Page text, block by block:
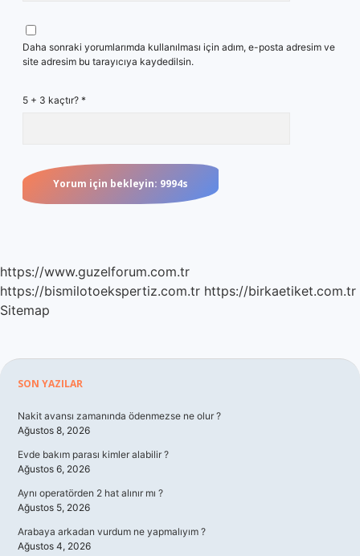
Daha sonraki yorumlarımda kullanılması için adım, e-posta adresim ve
site adresim bu tarayıcıya kaydedilsin.
5 + 3 kaçtır? *
https://www.guzelforum.com.tr
https://bismilotoekspertiz.com.tr https://birkaetiket.com.tr
Sitemap
Sidebar
SON YAZILAR
Nakit avansı zamanında ödenmezse ne olur ?
Ağustos 8, 2026
Evde bakım parası kimler alabilir ?
Ağustos 6, 2026
Aynı operatörden 2 hat alınır mı ?
Ağustos 5, 2026
Arabaya arkadan vurdum ne yapmalıyım ?
Ağustos 4, 2026